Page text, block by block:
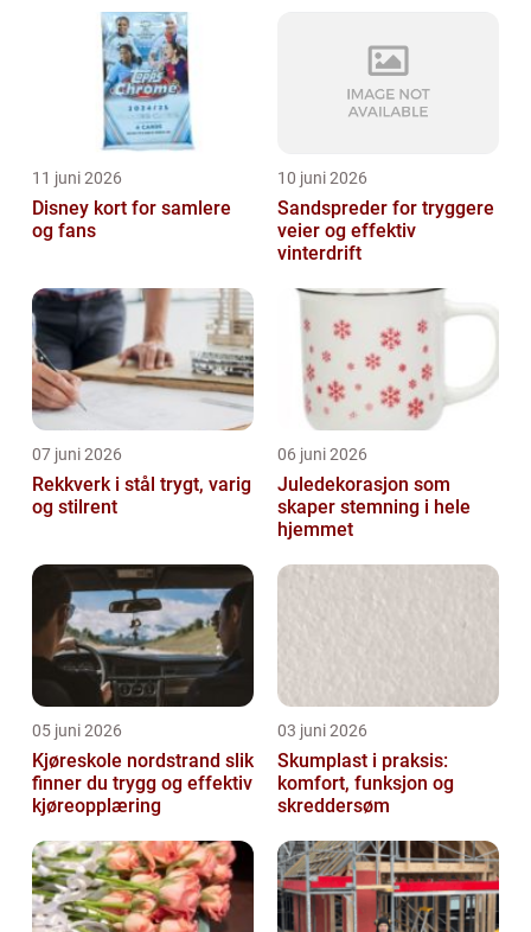
11 juni 2026
Disney kort for samlere
og fans
10 juni 2026
Sandspreder for tryggere
veier og effektiv
vinterdrift
07 juni 2026
Rekkverk i stål trygt, varig
og stilrent
06 juni 2026
Juledekorasjon som
skaper stemning i hele
hjemmet
05 juni 2026
Kjøreskole nordstrand slik
finner du trygg og effektiv
kjøreopplæring
03 juni 2026
Skumplast i praksis:
komfort, funksjon og
skreddersøm